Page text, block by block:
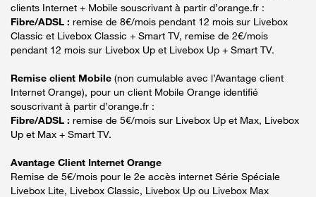
clients Internet + Mobile souscrivant à partir d’orange.fr :
Fibre/ADSL : remise de 8€/mois pendant 12 mois sur Livebox
Classic et Livebox Classic + Smart TV, remise de 2€/mois
pendant 12 mois sur Livebox Up et Livebox Up + Smart TV.
Remise client Mobile (non cumulable avec l’Avantage client
Internet Orange), pour un client Mobile Orange identifié
souscrivant à partir d’orange.fr :
Fibre/ADSL : remise de 5€/mois sur Livebox Up et Max, Livebox
Up et Max + Smart TV.
Avantage Client Internet Orange
Remise de 5€/mois pour le 2e accès internet Série Spéciale
Livebox Lite, Livebox Classic, Livebox Up ou Livebox Max